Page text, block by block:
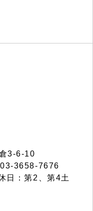
3-6-10
3658-7676
日：第2、第4土